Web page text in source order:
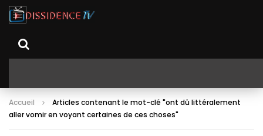
Accueil
Articles contenant le mot-clé "ont dû littéralement
aller vomir en voyant certaines de ces choses"